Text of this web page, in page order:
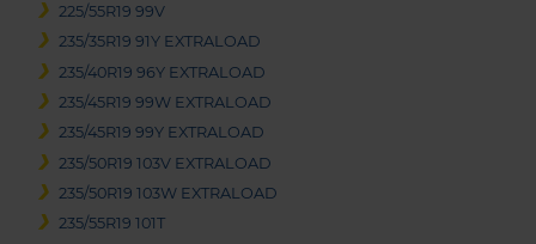
225/55R19 99V
235/35R19 91Y EXTRALOAD
235/40R19 96Y EXTRALOAD
235/45R19 99W EXTRALOAD
235/45R19 99Y EXTRALOAD
235/50R19 103V EXTRALOAD
235/50R19 103W EXTRALOAD
235/55R19 101T